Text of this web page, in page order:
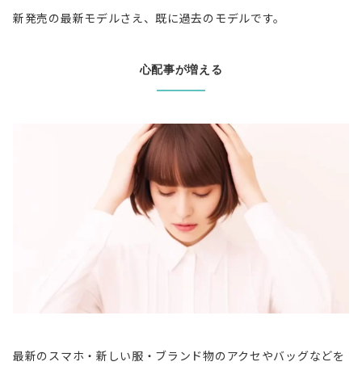
新発売の最新モデルさえ、既に過去のモデルです。
心配事が増える
最新のスマホ・新しい服・ブランド物のアクセやバッグなどを